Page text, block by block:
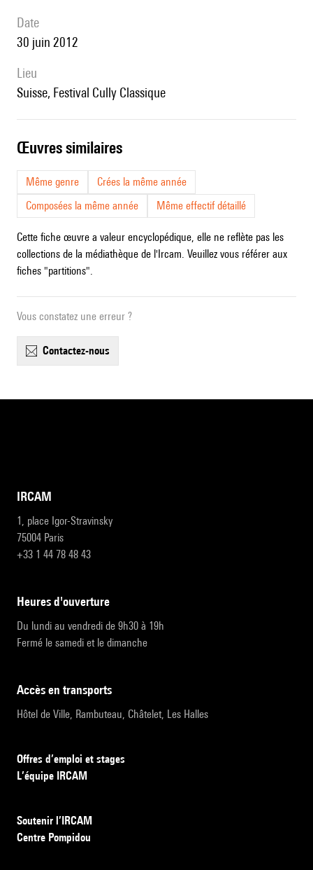
date
30 juin 2012
lieu
Suisse, Festival Cully Classique
œuvres similaires
Même genre
Crées la même année
Composées la même année
Même effectif détaillé
Cette fiche œuvre a valeur encyclopédique, elle ne reflète pas les
collections de la médiathèque de l'Ircam. Veuillez vous référer aux
fiches "partitions".
Vous constatez une erreur ?
contactez-nous
IRCAM
1, place Igor-Stravinsky
75004 Paris
+33 1 44 78 48 43
heures d'ouverture
Du lundi au vendredi de 9h30 à 19h
Fermé le samedi et le dimanche
accès en transports
Hôtel de Ville, Rambuteau, Châtelet, Les Halles
Offres d’emploi et stages
L’équipe IRCAM
Soutenir l’IRCAM
Centre Pompidou